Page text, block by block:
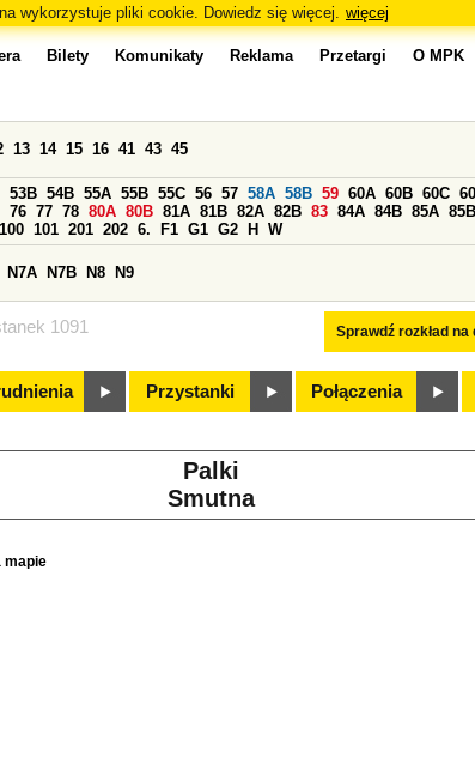
wykorzystuje pliki cookie. Dowiedz się więcej. więcej
1091
Bilety Komunikaty Reklama Przetargi O MPK
Sprawdź rozkład na
13 14 15 16 41 43 45
53B 54B 55A 55B 55C 56 57 58A 58B 59 60A 60B 60C
76 77 78 80A 80B 81A 81B 82A 82B 83 84A 84B 85A 85B
100 101 201 202 6. F1 G1 G2 H W
N7A N7B N8 N9
Przystanki Połączenia
Palki
Smutna
mapie